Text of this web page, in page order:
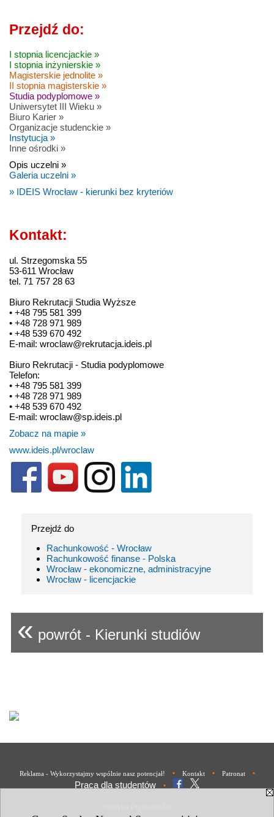
Przejdź do:
I stopnia licencjackie »
I stopnia inżynierskie »
Magisterskie jednolite »
II stopnia magisterskie »
Studia podyplomowe »
Uniwersytet III Wieku »
Biuro Karier »
Organizacje studenckie »
Instytucja »
Inne ośrodki »
Opis uczelni »
Galeria uczelni »
» IDEIS Wrocław - kierunki bez kryteriów
Kontakt:
ul. Strzegomska 55
53-611 Wrocław
tel. 71 757 28 63
Biuro Rekrutacji Studia Wyższe
• +48 795 581 399
• +48 728 971 989
• +48 539 670 492
E-mail: wroclaw@rekrutacja.ideis.pl
Biuro Rekrutacji - Studia podyplomowe
Telefon:
• +48 795 581 399
• +48 728 971 989
• +48 539 670 492
E-mail: wroclaw@sp.ideis.pl
Zobacz na mapie »
www.ideis.pl/wroclaw
Przejdź do
Rachunkowość - Wrocław
Rachunkowość finanse - Polska
Wrocław - ekonomiczne, administracyjne
Wrocław - licencjackie
« powrót - Kierunki studiów
Reklama - Wykorzystajmy wspólnie nasz potencjał! • Kontakt • Patronat •
Praca dla studentów •